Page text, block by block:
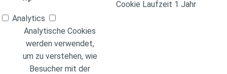
Cookie Laufzeit 1 Jahr
Analytics
Analytische Cookies
werden verwendet,
um zu verstehen, wie
Besucher mit der